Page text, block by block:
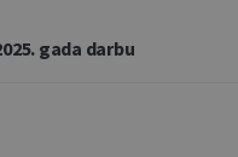
gada darbu